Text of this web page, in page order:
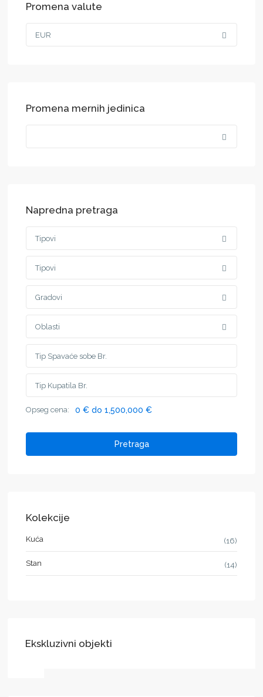
Promena valute
EUR
Promena mernih jedinica
Napredna pretraga
Tipovi
Tipovi
Gradovi
Oblasti
Opseg cena: 0 € do 1,500,000 €
Pretraga
Kolekcije
Kuća (16)
Stan (14)
Ekskluzivni objekti